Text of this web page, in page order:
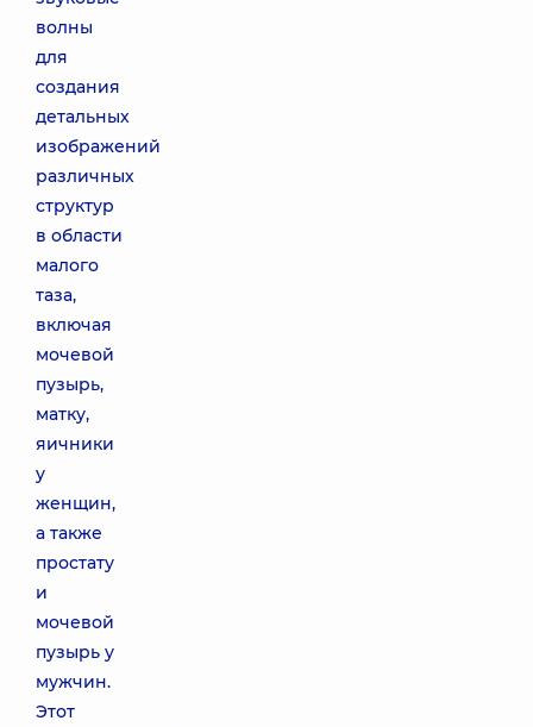
волны
для
создания
детальных
изображений
различных
структур
в области
малого
таза,
включая
мочевой
пузырь,
матку,
яичники
у
женщин,
а также
простату
и
мочевой
пузырь у
мужчин.
Этот